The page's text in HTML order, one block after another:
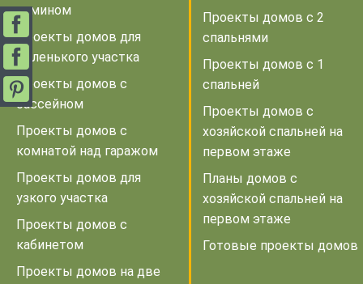
камином
Проекты домов для
маленького участка
Проекты домов с
бассейном
Проекты домов с
комнатой над гаражом
Проекты домов для
узкого участка
Проекты домов с
кабинетом
Проекты домов на две
Проекты домов с 2
спальнями
Проекты домов с 1
спальней
Проекты домов с
хозяйской спальней на
первом этаже
Планы домов с
хозяйской спальней на
первом этаже
Готовые проекты домов